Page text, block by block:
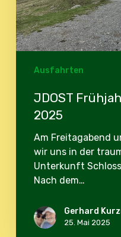
Ausfahrten
JDOST
2025
Am Freitagabend
wir uns in der
Unterkunft
Nach dem…
Gerhard
25. Mai 2025